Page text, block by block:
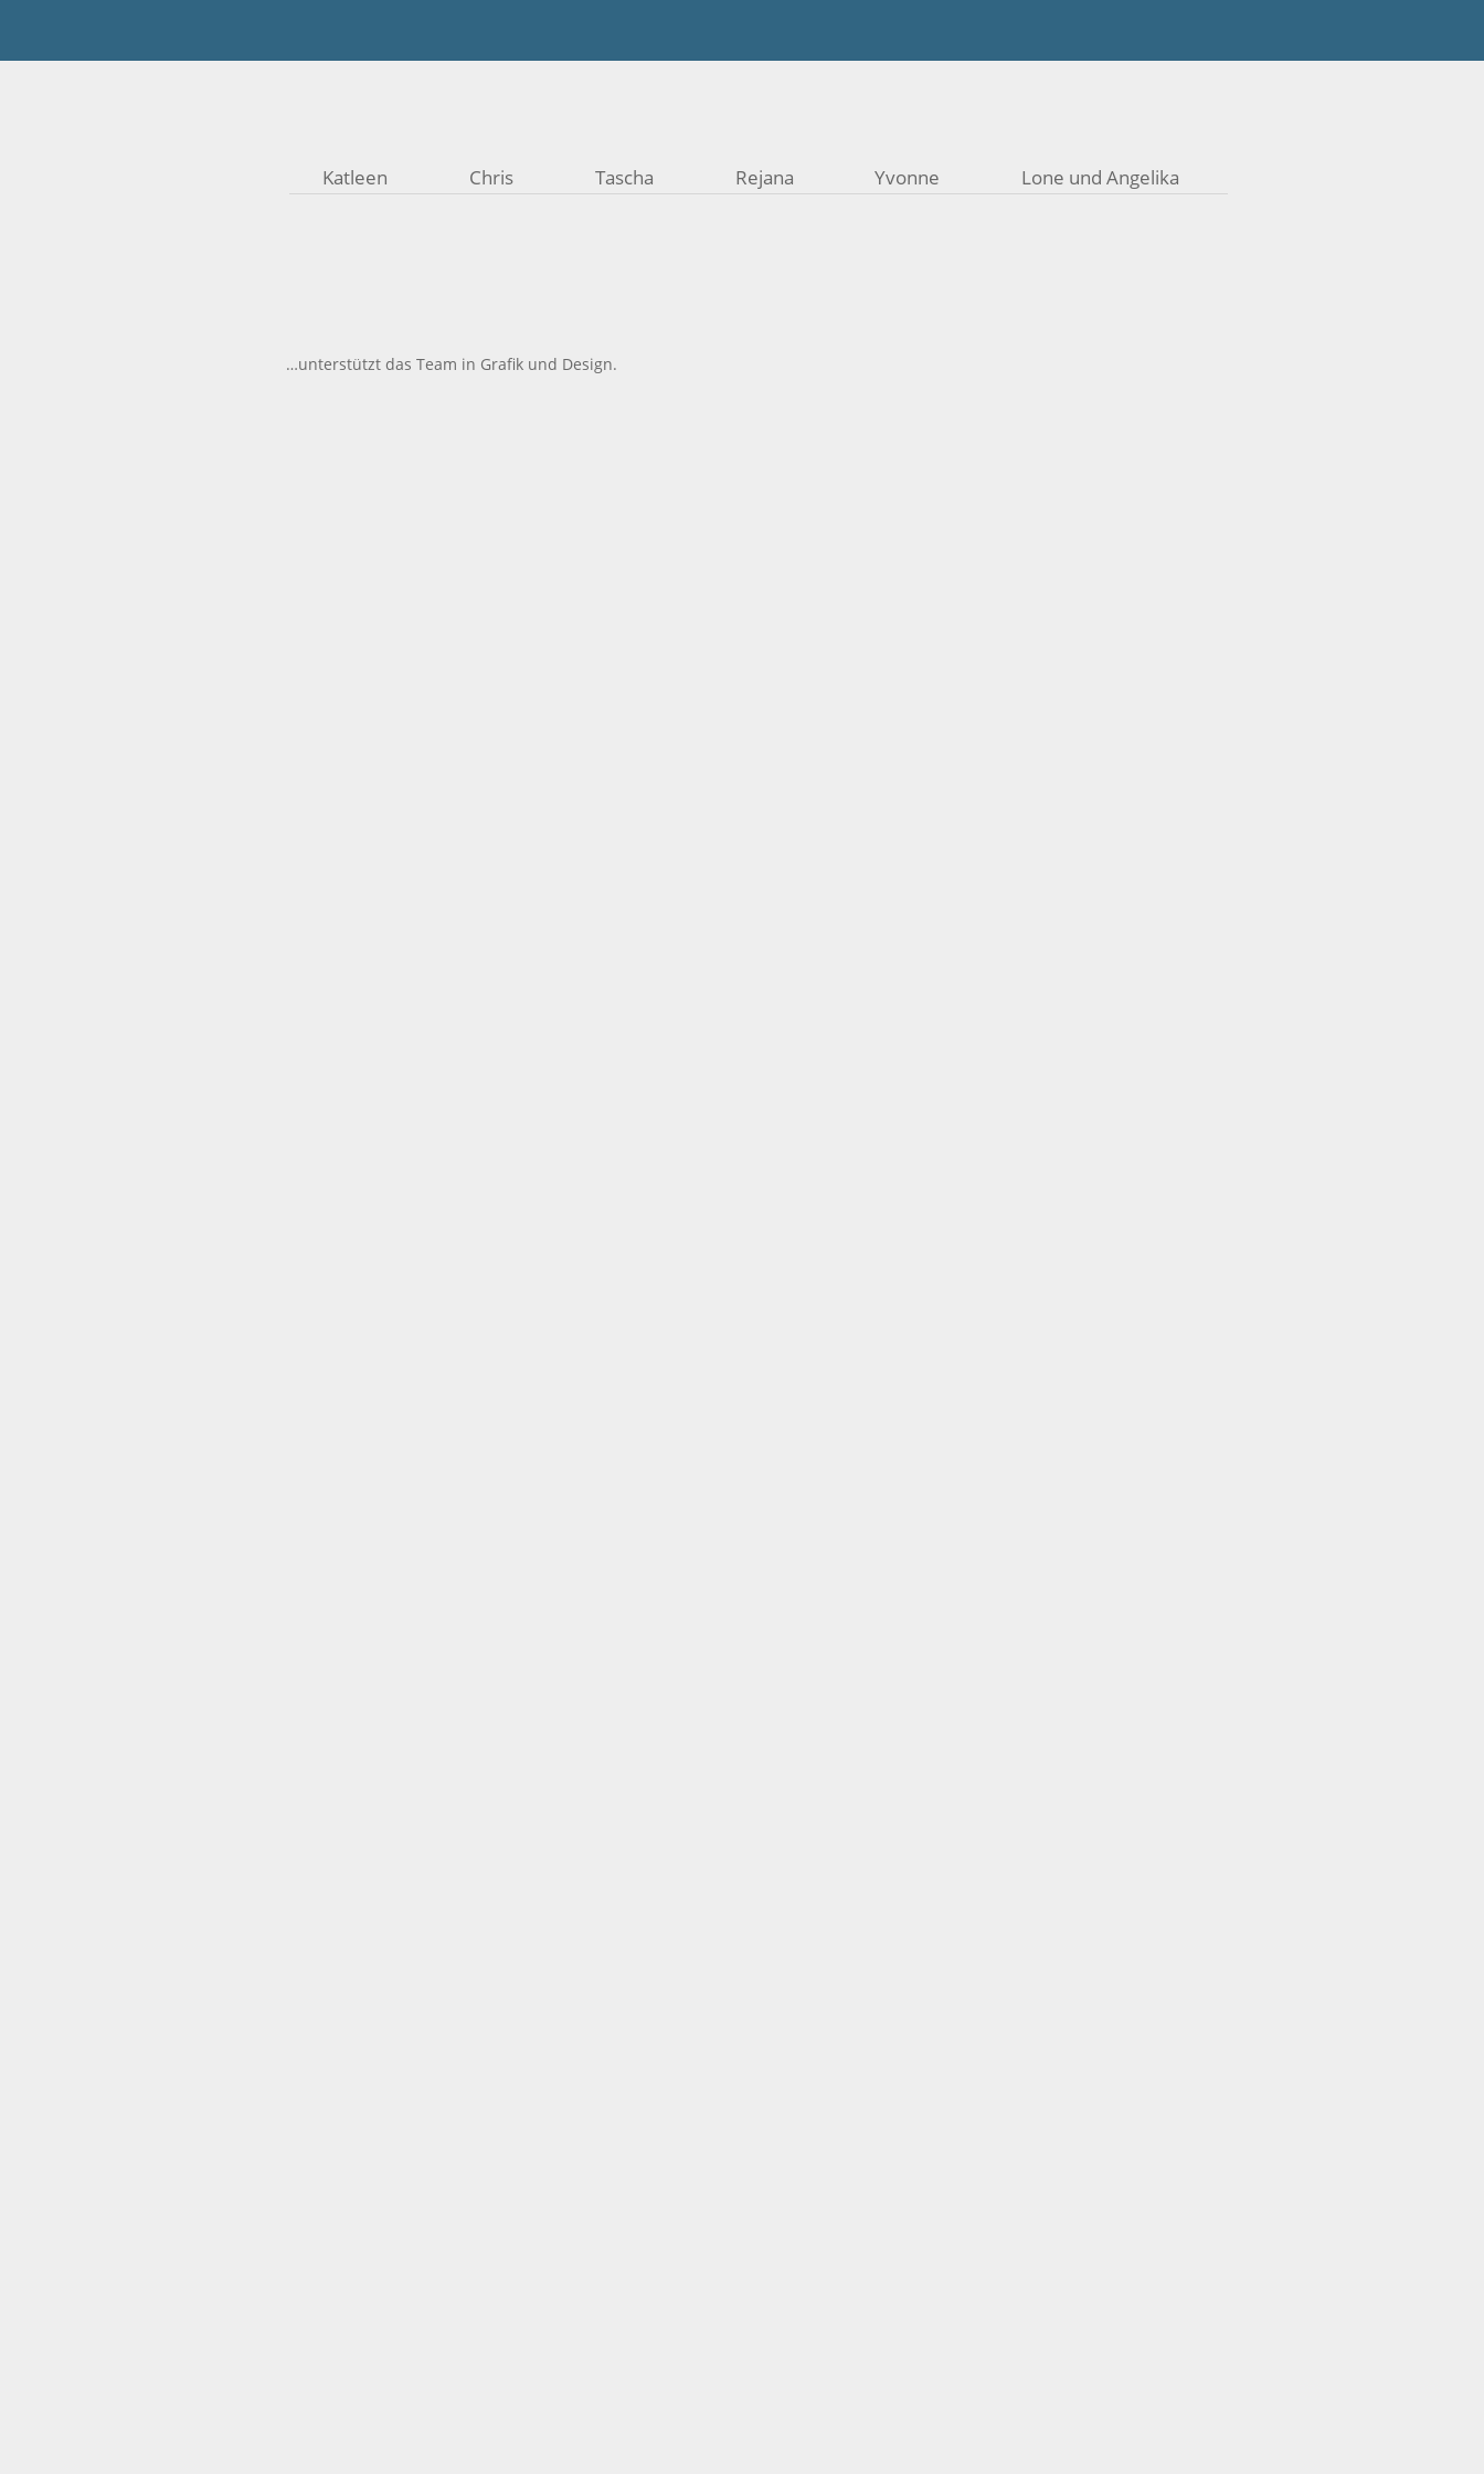
Katleen Chris Tascha Rejana Yvonne Lone und Angelika
…unterstützt das Team in Grafik und Design.